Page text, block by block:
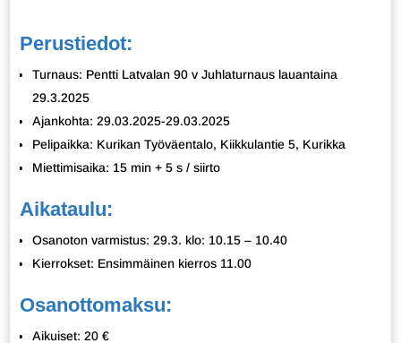
Perustiedot:
Turnaus: Pentti Latvalan 90 v Juhlaturnaus lauantaina
29.3.2025
Ajankohta: 29.03.2025-29.03.2025
Pelipaikka: Kurikan Työväentalo, Kiikkulantie 5, Kurikka
Miettimisaika: 15 min + 5 s / siirto
Aikataulu:
Osanoton varmistus: 29.3. klo: 10.15 – 10.40
Kierrokset: Ensimmäinen kierros 11.00
Osanottomaksu:
Aikuiset: 20 €